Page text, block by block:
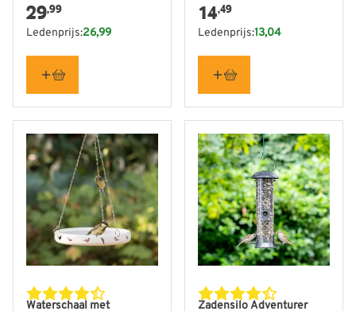
29,99
Ledenprijs:26,99
14,49
Ledenprijs:13,04
Waterschaal met
Zadensilo Adventurer